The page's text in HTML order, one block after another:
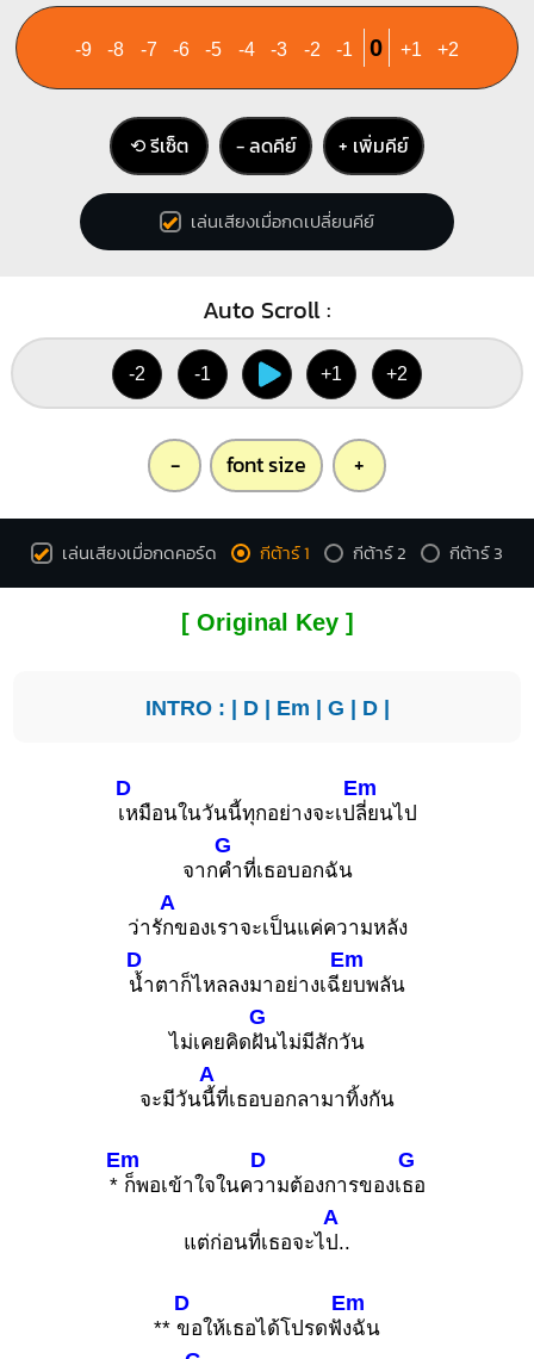
-9 -8 -7 -6 -5 -4 -3 -2 -1 0 +1 +2
⟲ รีเซ็ต − ลดคีย์ + เพิ่มคีย์
เล่นเสียงเมื่อกดเปลี่ยนคีย์
Auto Scroll :
-2 -1 +1 +2
- font size +
เล่นเสียงเมื่อกดคอร์ด กีต้าร์ 1 กีต้าร์ 2 กีต้าร์ 3
[ Original Key ]
INTRO : | D| Em | G | D|
D
เหมือนในวันนี้ทุกอย่างจะเป
Em
ลี่ยนไป
จาก
G
คำที่เธอบอกฉัน
ว่ารั
A
กของเราจะเป็นแค่ความหลัง
D
น้ำตาก็ไหลลงมาอย่างเฉี
Em
ยบพลัน
ไม่เคยคิด
G
ฝันไม่มีสักวัน
จะมีวัน
A
นี้ที่เธอบอกลามาทิ้งกัน
*
Em
ก็พอเข้าใจในค
D
วามต้องการของเ
G
ธอ
แต่ก่อนที่เธอจะไ
A
ป..
**
D
ขอให้เธอได้โปรดฟั
Em
งฉัน